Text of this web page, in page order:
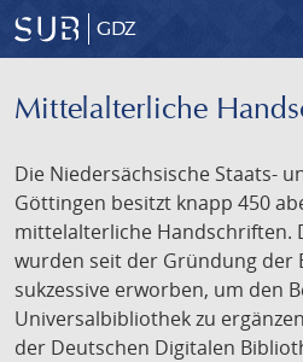
GDZ
Mittelalterliche
Die Niedersächsische Staats-
Göttingen besitzt knapp 450
mittelalterliche Handschriften.
wurden seit der Gründung der
sukzessive erworben, um den
Universalbibliothek zu
der Deutschen Digitalen